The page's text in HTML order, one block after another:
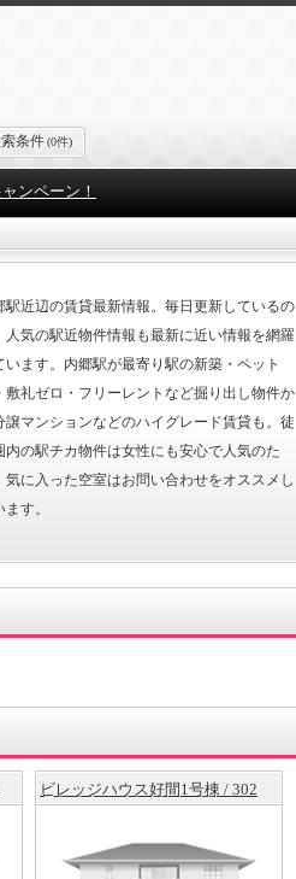
条件(0件)
ンペーン！
駅近辺の賃貸最新情報。毎日更新しているの
人気の駅近物件情報も最新に近い情報を網羅
います。内郷駅が最寄り駅の新築・ペット
敷礼ゼロ・フリーレントなど掘り出し物件か
譲マンションなどのハイグレード賃貸も。徒
内の駅チカ物件は女性にも安心で人気のた
気に入った空室はお問い合わせをオススメし
す。
ビレッジハウス好間1号棟 / 302